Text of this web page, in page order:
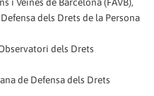
dels Drets de la Persona
dels Drets
de Defensa dels Drets